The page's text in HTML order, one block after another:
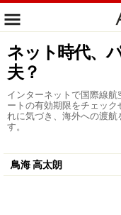
ネット時代、
夫？
インターネットで国際線
ートの有効期限をチェッ
れに気づき、海外への渡航
す。
鳥海 高太朗